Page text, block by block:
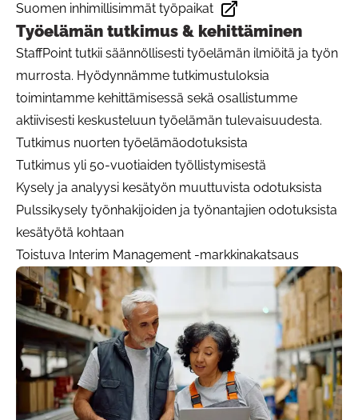
Suomen inhimillisimmät työpaikat
Avautuu uudessa välilehdessä
Työelämän tutkimus & kehittäminen
StaffPoint tutkii säännöllisesti työelämän ilmiöitä ja työn
murrosta. Hyödynnämme tutkimustuloksia
toimintamme kehittämisessä sekä osallistumme
aktiivisesti keskusteluun työelämän tulevaisuudesta.
Tutkimus nuorten työelämäodotuksista
Tutkimus yli 50-vuotiaiden työllistymisestä
Kysely ja analyysi kesätyön muuttuvista odotuksista
Pulssikysely työnhakijoiden ja työnantajien odotuksista
kesätyötä kohtaan
Toistuva Interim Management -markkinakatsaus